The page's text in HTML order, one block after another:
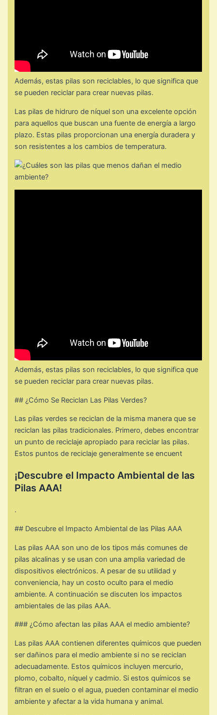
Además, estas pilas son reciclables, lo que significa que
se pueden reciclar para crear nuevas pilas.
Las pilas de hidruro de níquel son una excelente opción
para aquellos que buscan una fuente de energía a largo
plazo. Estas pilas proporcionan una energía duradera y
son resistentes a los cambios de temperatura.
Además, estas pilas son reciclables, lo que significa que
se pueden reciclar para crear nuevas pilas.
## ¿Cómo Se Reciclan Las Pilas Verdes?
Las pilas verdes se reciclan de la misma manera que se
reciclan las pilas tradicionales. Primero, debes encontrar
un punto de reciclaje apropiado para reciclar las pilas.
Estos puntos de reciclaje generalmente se encuent
¡Descubre el Impacto Ambiental de las
Pilas AAA!
.
## Descubre el Impacto Ambiental de las Pilas AAA
Las pilas AAA son uno de los tipos más comunes de
pilas alcalinas y se usan con una amplia variedad de
dispositivos electrónicos. A pesar de su utilidad y
conveniencia, hay un costo oculto para el medio
ambiente. A continuación se discuten los impactos
ambientales de las pilas AAA.
### ¿Cómo afectan las pilas AAA el medio ambiente?
Las pilas AAA contienen diferentes químicos que pueden
ser dañinos para el medio ambiente si no se reciclan
adecuadamente. Estos químicos incluyen mercurio,
plomo, cobalto, níquel y cadmio. Si estos químicos se
filtran en el suelo o el agua, pueden contaminar el medio
ambiente y afectar a la vida humana y animal.